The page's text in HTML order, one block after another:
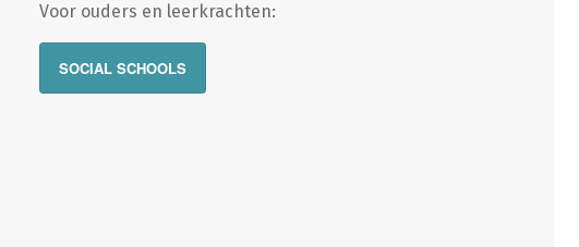
Voor ouders en leerkrachten:
SOCIAL SCHOOLS